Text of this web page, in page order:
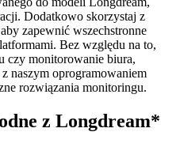
Dodatkowo skorzystaj z
zapewnić wszechstronne
Bez względu na to,
czy monitorowanie biura,
naszym oprogramowaniem
rozwiązania monitoringu.
z Longdream*